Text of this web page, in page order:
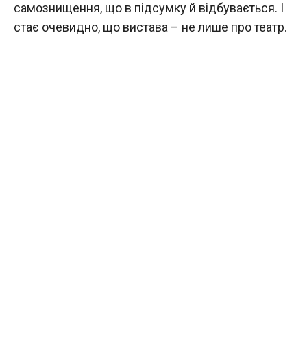
самознищення, що в підсумку й відбувається. І
стає очевидно, що вистава – не лише про театр.